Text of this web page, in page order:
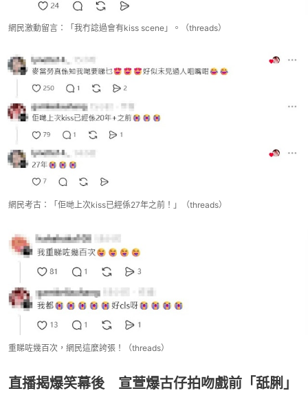
網民激動留言：「我冇諗過會有kiss scene」。（threads）
網民考古：「佢哋上次kiss已經係27年之前！」（threads）
重睇咗幾百次，網民這麼誇張！（threads）
直播揭爆笑幕後 宣萱爆古仔拍吻戲前「舐脷」